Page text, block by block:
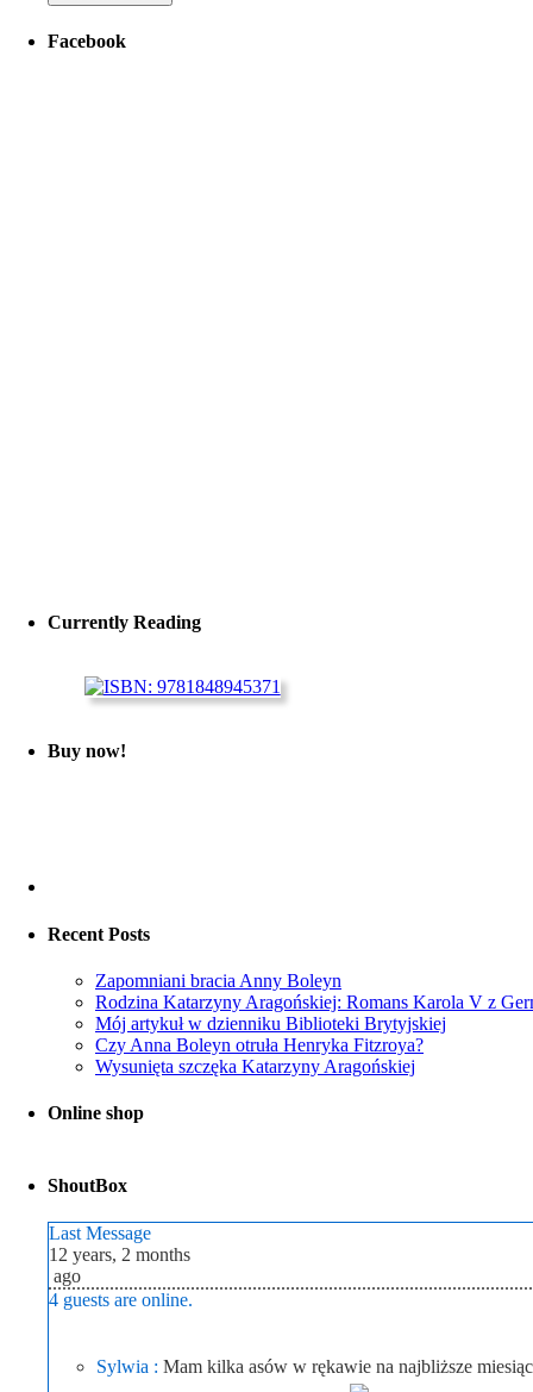
Facebook
Currently Reading
Buy now!
Recent Posts
Zapomniani bracia Anny Boleyn
Rodzina Katarzyny Aragońskiej: Romans Karola V z
Mój artykuł w dzienniku Biblioteki Brytyjskiej
Czy Anna Boleyn otruła Henryka Fitzroya?
Wysunięta szczęka Katarzyny Aragońskiej
Online shop
ShoutBox
Last Message
12 years, 2 months
ago
4 guests are online.
Sylwia : Mam kilka asów w rękawie na najbliższe